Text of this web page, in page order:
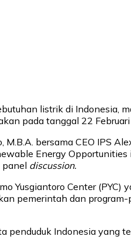
listrik di Indonesia,
pada tanggal 22
bersama CEO IPS
Energy
discussion.
Yusgiantoro Center
pemerintah dan
Indonesia yang